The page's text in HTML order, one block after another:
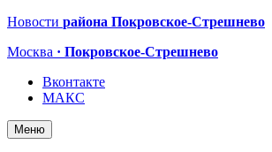
Новости района Покровское-Стрешнево
Москва · Покровское-Стрешнево
Вконтакте
МАКС
Меню